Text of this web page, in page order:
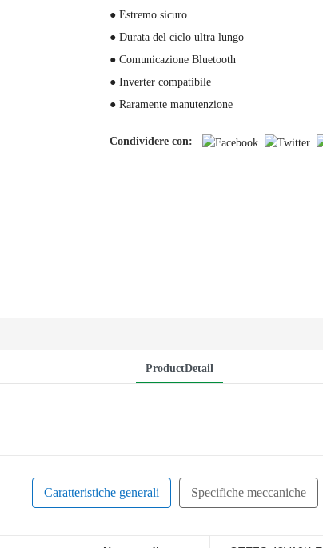
● Estremo sicuro
● Durata del ciclo ultra lungo
● Comunicazione Bluetooth
● Inverter compatibile
● Raramente manutenzione
Condividere con:
ProductDetail
Caratteristiche generali Specifiche meccaniche